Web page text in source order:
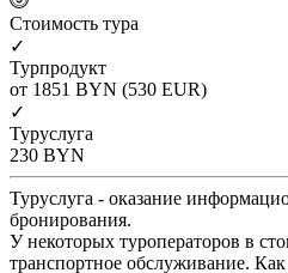
Cтоимость тура
✓
Турпродукт
от 1851 BYN (530 EUR)
✓
Туруслуга
230 BYN
Туруслуга - оказание
бронирования.
У некоторых туроператоров в
транспортное обслуживание.